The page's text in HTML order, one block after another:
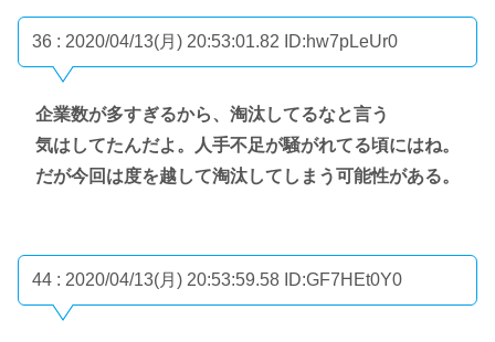
36 : 2020/04/13(月) 20:53:01.82 ID:hw7pLeUr0
企業数が多すぎるから、淘汰してるなと言う
気はしてたんだよ。人手不足が騒がれてる頃にはね。
だが今回は度を越して淘汰してしまう可能性がある。
44 : 2020/04/13(月) 20:53:59.58 ID:GF7HEt0Y0